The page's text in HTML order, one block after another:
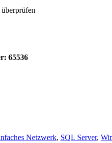
65536
Netzwerk, SQL Server,